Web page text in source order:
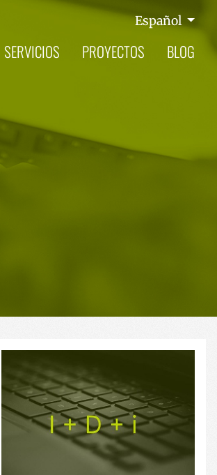
Español
SERVICIOS PROYECTOS BLOG